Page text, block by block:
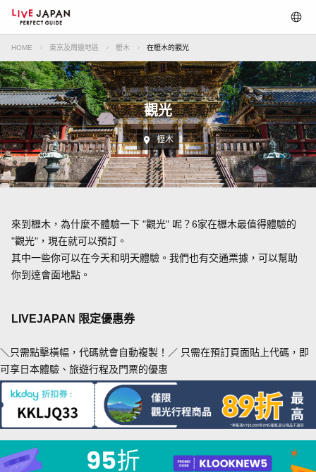
HOME 東京及周邊地區 櫪木 在櫪木的觀光
觀光
櫪木
來到櫪木，為什麼不體驗一下 "觀光" 呢？6家在櫪木最值得體驗的
"觀光"，現在就可以預訂。
其中一些你可以在今天和明天體驗。我們也有交通票據，可以幫助
你到達會面地點。
LIVEJAPAN 限定優惠券
＼只需點擊橫幅，代碼就會自動複製！／ 只需在預訂頁面貼上代碼，即
可享日本體驗、旅遊行程及門票的優惠